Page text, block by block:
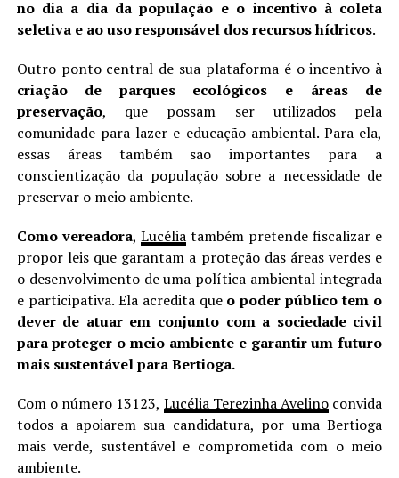
no dia a dia da população e o incentivo à coleta
seletiva e ao uso responsável dos recursos hídricos.
Outro ponto central de sua plataforma é o incentivo à
criação de parques ecológicos e áreas de
preservação, que possam ser utilizados pela
comunidade para lazer e educação ambiental. Para ela,
essas áreas também são importantes para a
conscientização da população sobre a necessidade de
preservar o meio ambiente.
Como vereadora, Lucéliatambém pretende fiscalizar e
propor leis que garantam a proteção das áreas verdes e
o desenvolvimento de uma política ambiental integrada
e participativa. Ela acredita que o poder público tem o
dever de atuar em conjunto com a sociedade civil
para proteger o meio ambiente e garantir um futuro
mais sustentável para Bertioga.
Com o número 13123, Lucélia Terezinha Avelino convida
todos a apoiarem sua candidatura, por uma Bertioga
mais verde, sustentável e comprometida com o meio
ambiente.